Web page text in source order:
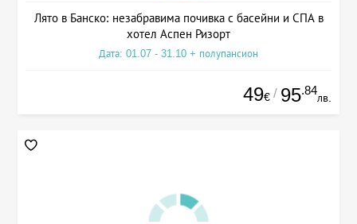
Лято в Банско: незабравима почивка с басейни и СПА в
хотел Аспен Ризорт
Дата: 01.07 - 31.10 + полупансион
49€ / 95.84
лв.